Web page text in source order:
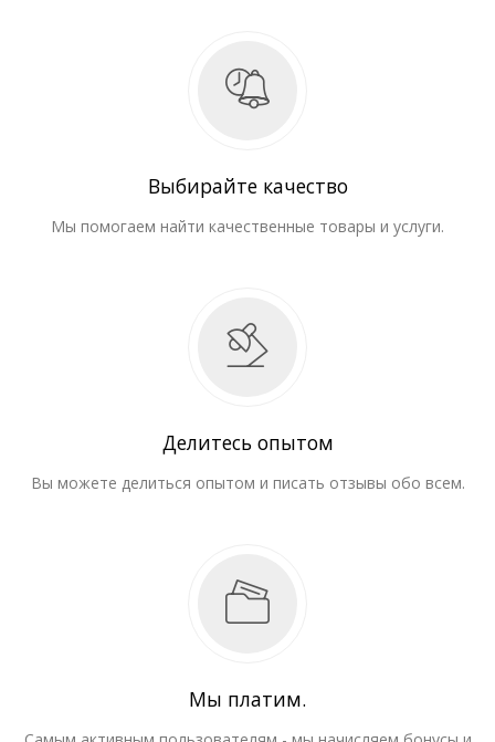
Выбирайте качество
Мы помогаем найти качественные товары и услуги.
Делитесь опытом
Вы можете делиться опытом и писать отзывы обо всем.
Мы платим.